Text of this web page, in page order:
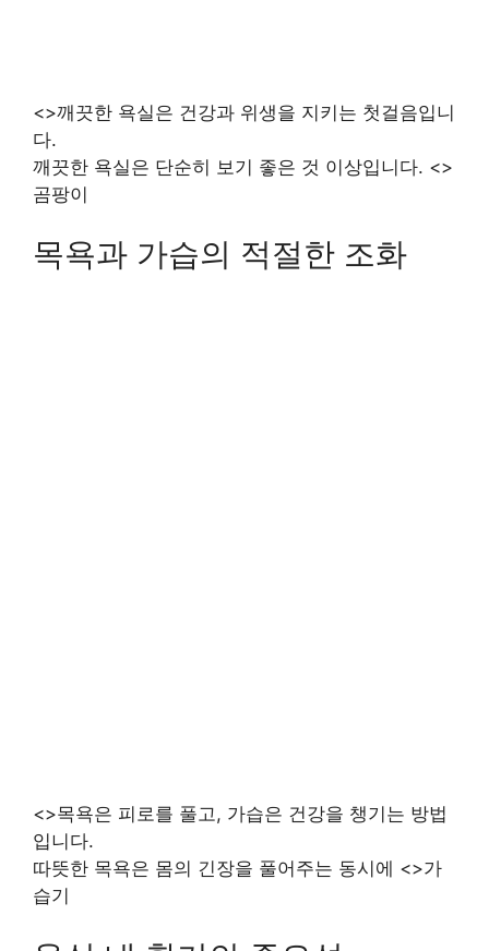
<>깨끗한 욕실은 건강과 위생을 지키는 첫걸음입니
다.
깨끗한 욕실은 단순히 보기 좋은 것 이상입니다. <>
곰팡이
목욕과 가습의 적절한 조화
<>목욕은 피로를 풀고, 가습은 건강을 챙기는 방법
입니다.
따뜻한 목욕은 몸의 긴장을 풀어주는 동시에 <>가
습기